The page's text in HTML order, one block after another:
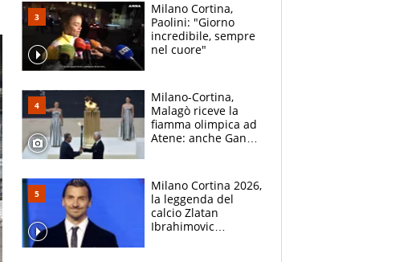
Milano Cortina,
Paolini: "Giorno
incredibile, sempre
nel cuore"
Milano-Cortina,
Malagò riceve la
fiamma olimpica ad
Atene: anche Ganna
Milano Cortina 2026,
la leggenda del
calcio Zlatan
Ibrahimovic